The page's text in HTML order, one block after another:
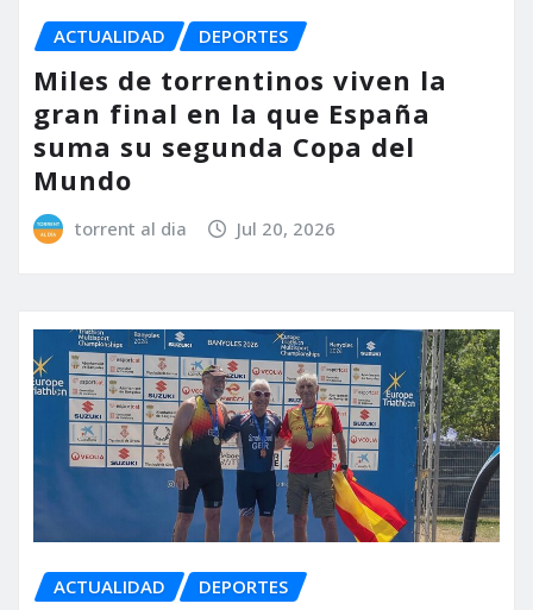
ACTUALIDAD DEPORTES
Miles de torrentinos viven la
gran final en la que España
suma su segunda Copa del
Mundo
torrent al dia Jul 20, 2026
ACTUALIDAD DEPORTES